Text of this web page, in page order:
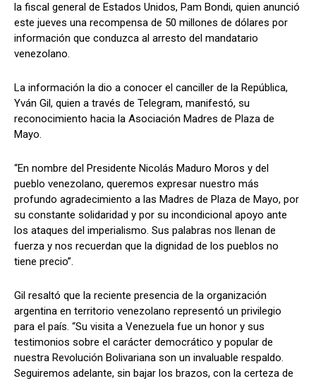
la fiscal general de Estados Unidos, Pam Bondi, quien anunció
este jueves una recompensa de 50 millones de dólares por
información que conduzca al arresto del mandatario
venezolano.
La información la dio a conocer el canciller de la República,
Yván Gil, quien a través de Telegram, manifestó, su
reconocimiento hacia la Asociación Madres de Plaza de
Mayo.
“En nombre del Presidente Nicolás Maduro Moros y del
pueblo venezolano, queremos expresar nuestro más
profundo agradecimiento a las Madres de Plaza de Mayo, por
su constante solidaridad y por su incondicional apoyo ante
los ataques del imperialismo. Sus palabras nos llenan de
fuerza y nos recuerdan que la dignidad de los pueblos no
tiene precio”.
Gil resaltó que la reciente presencia de la organización
argentina en territorio venezolano representó un privilegio
para el país. “Su visita a Venezuela fue un honor y sus
testimonios sobre el carácter democrático y popular de
nuestra Revolución Bolivariana son un invaluable respaldo.
Seguiremos adelante, sin bajar los brazos, con la certeza de